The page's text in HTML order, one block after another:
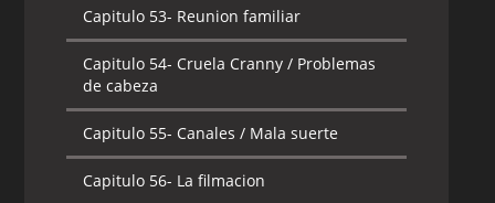
Capitulo 53- Reunion familiar
Capitulo 54- Cruela Cranny / Problemas
de cabeza
Capitulo 55- Canales / Mala suerte
Capitulo 56- La filmacion